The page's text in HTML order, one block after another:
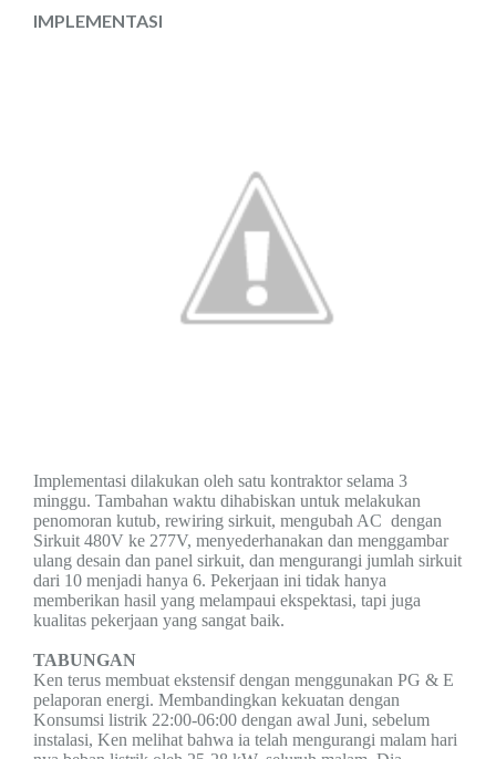
IMPLEMENTASI
Implementasi dilakukan oleh satu kontraktor selama 3
minggu. Tambahan waktu dihabiskan untuk melakukan
penomoran kutub, rewiring sirkuit, mengubah AC dengan
Sirkuit 480V ke 277V, menyederhanakan dan menggambar
ulang desain dan panel sirkuit, dan mengurangi jumlah sirkuit
dari 10 menjadi hanya 6. Pekerjaan ini tidak hanya
memberikan hasil yang melampaui ekspektasi, tapi juga
kualitas pekerjaan yang sangat baik.
TABUNGAN
Ken terus membuat ekstensifdengan menggunakan PG & E
pelaporan energi. Membandingkan kekuatan dengan
Konsumsi listrik 22:00-06:00 dengan awal Juni, sebelum
instalasi, Ken melihat bahwa ia telah mengurangi malam hari